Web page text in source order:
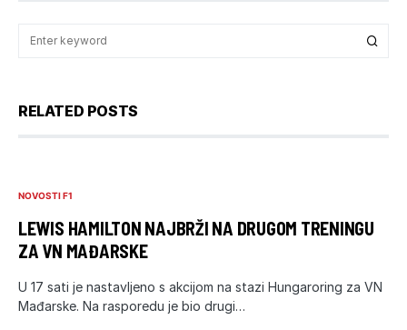
RELATED POSTS
NOVOSTI F1
LEWIS HAMILTON NAJBRŽI NA DRUGOM TRENINGU
ZA VN MAĐARSKE
U 17 sati je nastavljeno s akcijom na stazi Hungaroring za VN
Mađarske. Na rasporedu je bio drugi…